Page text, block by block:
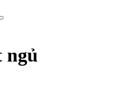
ngủ